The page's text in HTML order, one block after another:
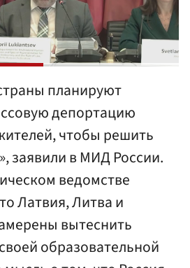
планируют
депортацию
чтобы решить
заявили в МИД России.
ведомстве
Латвия, Литва и
вытеснить
образовательной